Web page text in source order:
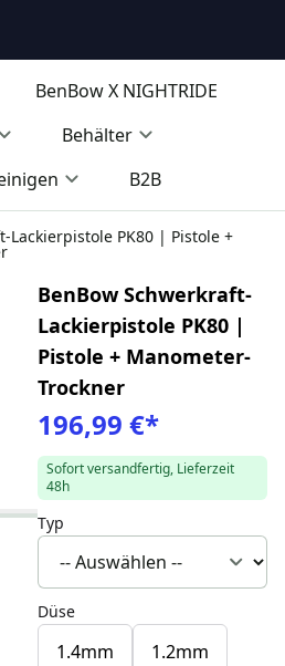
BenBow X NIGHTRIDE
Behälter
B2B
Lackierpistole PK80 | Pistole +
BenBow Schwerkraft-
Lackierpistole PK80 |
Pistole + Manometer-
Trockner
196,99 €*
Sofort versandfertig, Lieferzeit
48h
Typ
Düse
1.4mm 1.2mm